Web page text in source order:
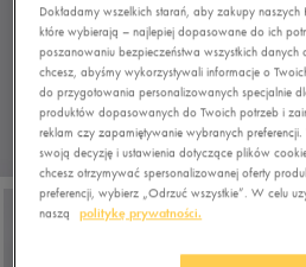
Dokładamy wszelkich starań, aby zakupy naszych
które wybierają – najlepiej dopasowane do ich
poszanowaniu bezpieczeństwa wszystkich danych
chcesz, abyśmy wykorzystywali informacje o
do przygotowania personalizowanych specjalnie
produktów dopasowanych do Twoich potrzeb i
reklam czy zapamiętywanie wybranych
swoją decyzję i ustawienia dotyczące plików
chcesz otrzymywać spersonalizowanej oferty
preferencji, wybierz „Odrzuć wszystkie”. W celu
naszą
politykę prywatności.